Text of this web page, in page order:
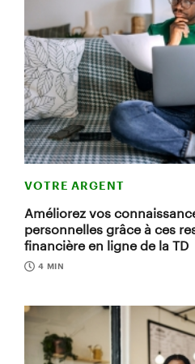
VOTRE ARGENT
Améliorez vos
personnelles grâce à ces
financière en ligne de la TD
4 MIN